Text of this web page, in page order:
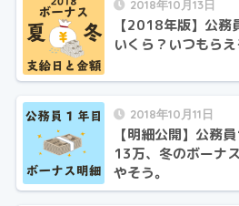
2018年10月13日
【2018年版】公務
いくら？いつもらえ
2018年10月11日
【明細公開】公務
13万、冬のボーナ
やそう。